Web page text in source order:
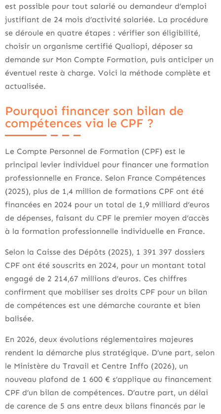
est possible pour tout salarié ou demandeur d’emploi
justifiant de 24 mois d’activité salariée. La procédure
se déroule en quatre étapes : vérifier son éligibilité,
choisir un organisme certifié Qualiopi, déposer sa
demande sur Mon Compte Formation, puis anticiper un
éventuel reste à charge. Voici la méthode complète et
actualisée.
Pourquoi financer son bilan de
compétences via le CPF ?
Le Compte Personnel de Formation (CPF) est le
principal levier individuel pour financer une formation
professionnelle en France. Selon France Compétences
(2025), plus de 1,4 million de formations CPF ont été
financées en 2024 pour un total de 1,9 milliard d’euros
de dépenses, faisant du CPF le premier moyen d’accès
à la formation professionnelle individuelle en France.
Selon la Caisse des Dépôts (2025), 1 391 397 dossiers
CPF ont été souscrits en 2024, pour un montant total
engagé de 2 214,67 millions d’euros. Ces chiffres
confirment que mobiliser ses droits CPF pour un bilan
de compétences est une démarche courante et bien
balisée.
En 2026, deux évolutions réglementaires majeures
rendent la démarche plus stratégique. D’une part, selon
le Ministère du Travail et Centre Inffo (2026), un
nouveau plafond de 1 600 € s’applique au financement
CPF d’un bilan de compétences. D’autre part, un délai
de carence de 5 ans entre deux bilans financés par le